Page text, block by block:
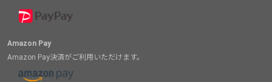
Amazon Pay
Amazon Pay決済がご利用いただけます。